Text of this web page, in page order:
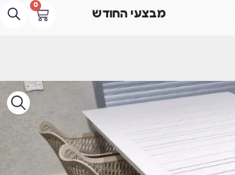
מבצעי החודש
0